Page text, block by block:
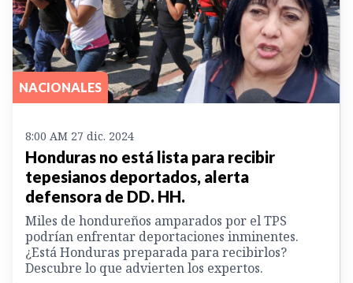
NACIONALES
8:00 AM 27 dic. 2024
Honduras no está lista para recibir
tepesianos deportados, alerta
defensora de DD. HH.
Miles de hondureños amparados por el TPS
podrían enfrentar deportaciones inminentes.
¿Está Honduras preparada para recibirlos?
Descubre lo que advierten los expertos.